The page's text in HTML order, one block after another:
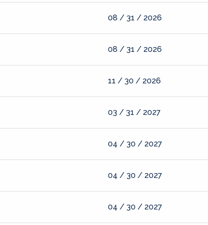
08 / 31 / 2026
08 / 31 / 2026
11 / 30 / 2026
03 / 31 / 2027
04 / 30 / 2027
04 / 30 / 2027
04 / 30 / 2027